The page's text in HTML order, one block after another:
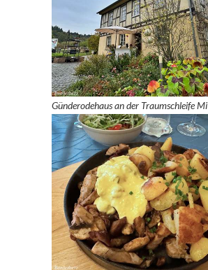
Günderodehaus an der Traumschleife